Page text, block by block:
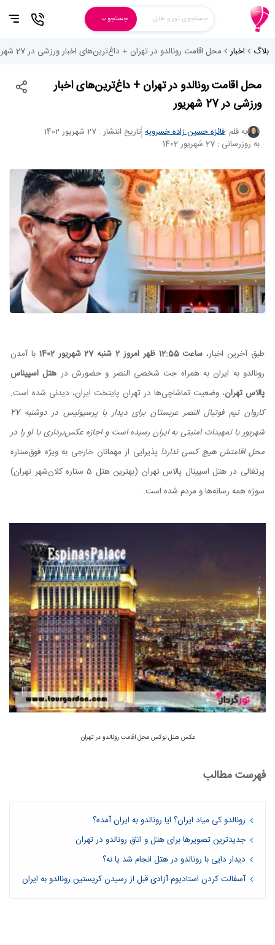
جستجوی تور و هتل جستجو
بلاگ اخبار محل اقامت رونالدو در تهران + داغ‌ترین‌های اخبار ورزشی در 27 شهریور
محل اقامت رونالدو در تهران + داغ‌ترین‌های اخبار
ورزشی در 27 شهریور
به قلم :فائزه حسین زاده خسرویه تاریخ انتشار : 27 شهریور 1402
به روزرسانی : 27 شهریور 1402
طبق آخرین اخبار، ساعت 12:55 ظهر امروز 2 شنبه 27 شهریور 1402
با آمدن
رونالدو به ایران به همراه جت شخصی النصر و حضورش در هتل اسپیناس
پالاس تهران، وضعیت تماشاچی‌ها در تهران پایتخت ایران، دیدنی شده است.
کاروان تیم فوتبال النصر عربستان برای دیدار با پرسپولیس در دوشنبه 27
شهریور با تمهیدات امنیتی به ایران رسیده است و اجازه عکس‌برداری با او را در
محل اقامتش هیچ کسی ندارد! پذیرایی از مهمانان خارجی به ویژه فوق‌ستاره
پرتغالی در هتل اسپینال پالاس تهران (بهترین هتل 5 ستاره کلان‌شهر تهران)
سوژه همه رسانه‌ها و مردم شده است.
عکس هتل لوکس محل اقامت رونالدو در تهران
فهرست مطالب
رونالدو کی میاد ایران؟ ایا رونالدو به ایران آمده؟
جدیدترین تصویرها برای هتل و اتاق رونالدو در تهران
دیدار دایی با رونالدو در هتل انجام شد یا نه؟
آسفالت کردن استادیوم آزادی قبل از رسیدن کریستین رونالدو به ایران